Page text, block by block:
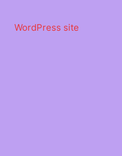
περιεχόμενο
WordPress site